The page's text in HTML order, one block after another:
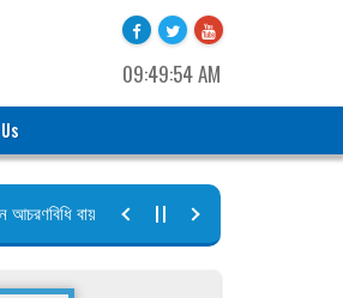
09:49:54 AM
বায়রা ২০২৬-২০২৮